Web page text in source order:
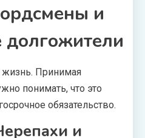
и
Принимая
понимать, что это
обязательство.
и